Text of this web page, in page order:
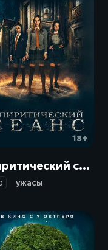
18+
Спиритический сеанс / Seance (2020)
ужасы